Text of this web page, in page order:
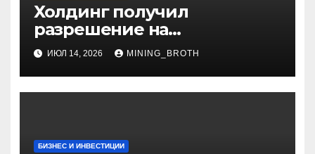
Холдинг получил
разрешение на
приобретение банка в
Турции
ИЮЛ 14, 2026 MINING_BROTH
БИЗНЕС И ИНВЕСТИЦИИ